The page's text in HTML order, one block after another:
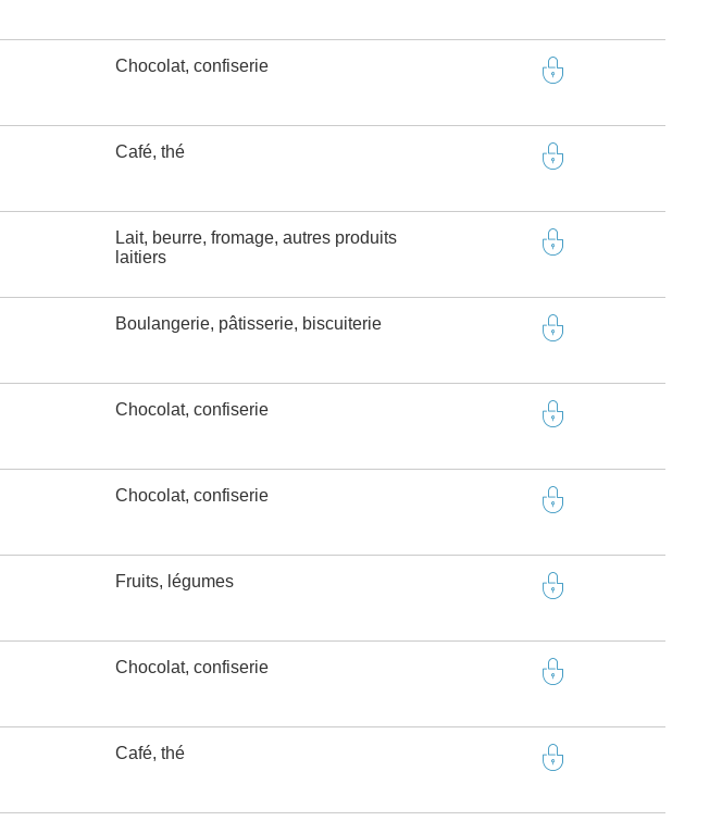
Chocolat, confiserie
Café, thé
Lait, beurre, fromage, autres produits
laitiers
Boulangerie, pâtisserie, biscuiterie
Chocolat, confiserie
Chocolat, confiserie
Fruits, légumes
Chocolat, confiserie
Café, thé